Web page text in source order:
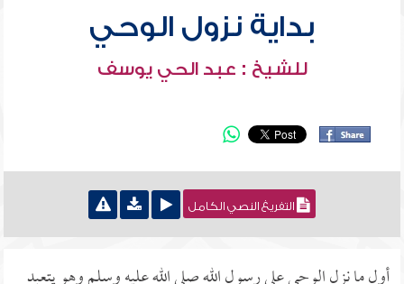
بداية نزول الوحي
للشيخ : عبد الحي يوسف
التفريغ النصي الكامل